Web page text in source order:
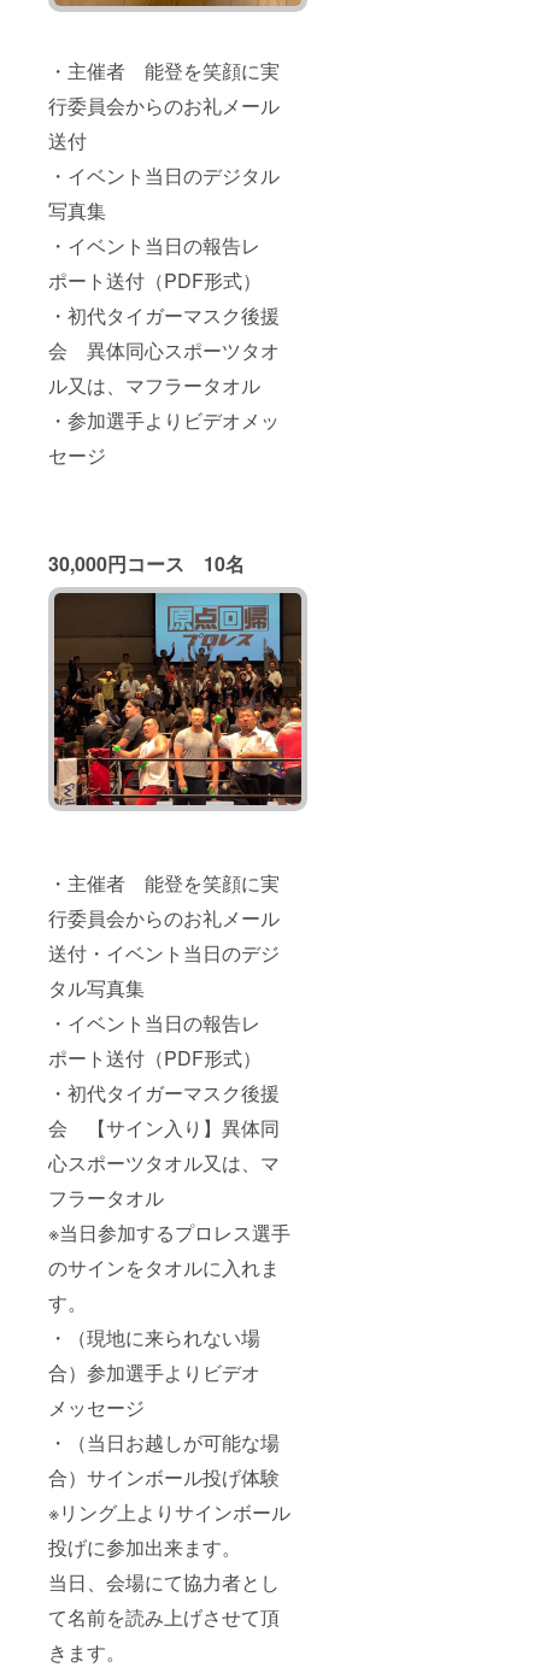
・主催者 能登を笑顔に実
行委員会からのお礼メール
送付
・イベント当日のデジタル
写真集
・イベント当日の報告レ
ポート送付（PDF形式）
・初代タイガーマスク後援
会 異体同心スポーツタオ
ル又は、マフラータオル
・参加選手よりビデオメッ
セージ
30,000円コース 10名
・主催者 能登を笑顔に実
行委員会からのお礼メール
送付・イベント当日のデジ
タル写真集
・イベント当日の報告レ
ポート送付（PDF形式）
・初代タイガーマスク後援
会 【サイン入り】異体同
心スポーツタオル又は、マ
フラータオル
※当日参加するプロレス選手
のサインをタオルに入れま
す。
・（現地に来られない場
合）参加選手よりビデオ
メッセージ
・（当日お越しが可能な場
合）サインボール投げ体験
※リング上よりサインボール
投げに参加出来ます。
当日、会場にて協力者とし
て名前を読み上げさせて頂
きます。